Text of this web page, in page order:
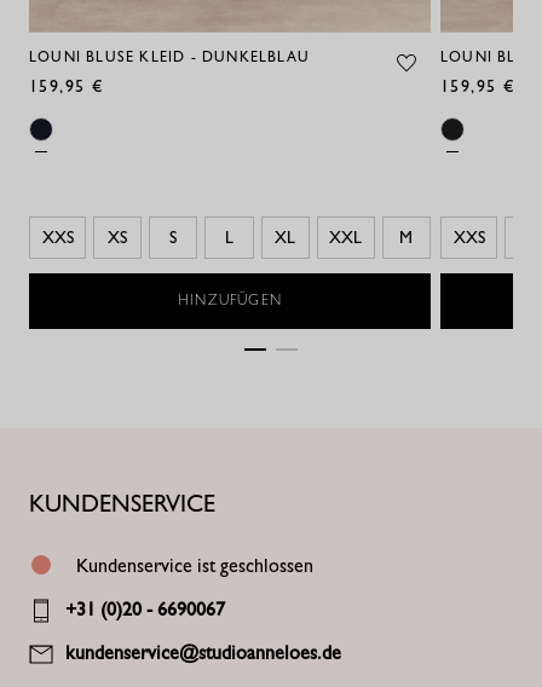
LOUNI BLUSE KLEID - DUNKELBLAU
159,95 €
XXS XS S L XL XXL M
HINZUFÜGEN
LOUNI
159,95 €
XXS
KUNDENSERVICE
Kundenservice ist geschlossen
+31 (0)20 - 6690067
kundenservice@studioanneloes.de